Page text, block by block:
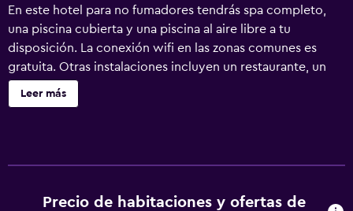
En este hotel para no fumadores tendrás spa completo,
una piscina cubierta y una piscina al aire libre a tu
disposición. La conexión wifi en las zonas comunes es
gratuita. Otras instalaciones incluyen un restaurante, un
gimnasio y un bar o lounge. Grupotel Orient ofrece 272
alojamientos con aire acondicionado, minibar y caja
acceso a Internet wifi gratis. Los servicios para las
Leer más
Precio de habitaciones y ofertas de